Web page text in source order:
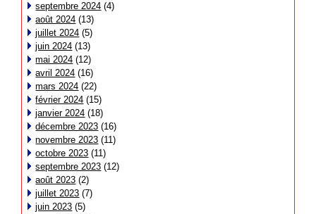
septembre 2024 (4)
août 2024 (13)
juillet 2024 (5)
juin 2024 (13)
mai 2024 (12)
avril 2024 (16)
mars 2024 (22)
février 2024 (15)
janvier 2024 (18)
décembre 2023 (16)
novembre 2023 (11)
octobre 2023 (11)
septembre 2023 (12)
août 2023 (2)
juillet 2023 (7)
juin 2023 (5)